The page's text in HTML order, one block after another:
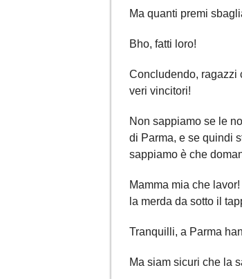
Ma quanti premi
Bho, fatti loro!
Concludendo, ragazzi
veri vincitori!
Non sappiamo se le
di Parma, e se quindi
sappiamo è che
Mamma mia che
la merda da sotto il
Tranquilli, a Parma
Ma siam sicuri che la